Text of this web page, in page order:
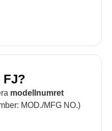
FJ?
modellnumret
MOD./MFG NO.)